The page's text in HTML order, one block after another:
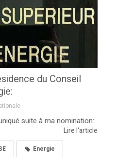
du Conseil
suite à ma nomination:
Lire l'article
Energie